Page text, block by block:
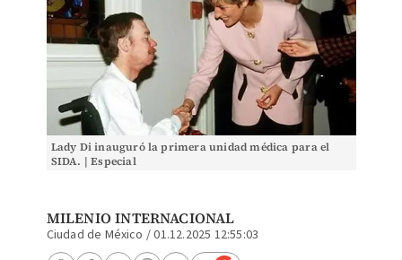
Lady Di inauguró la primera unidad médica para el
SIDA. | Especial
MILENIO INTERNACIONAL
Ciudad de México /01.12.2025 12:55:03